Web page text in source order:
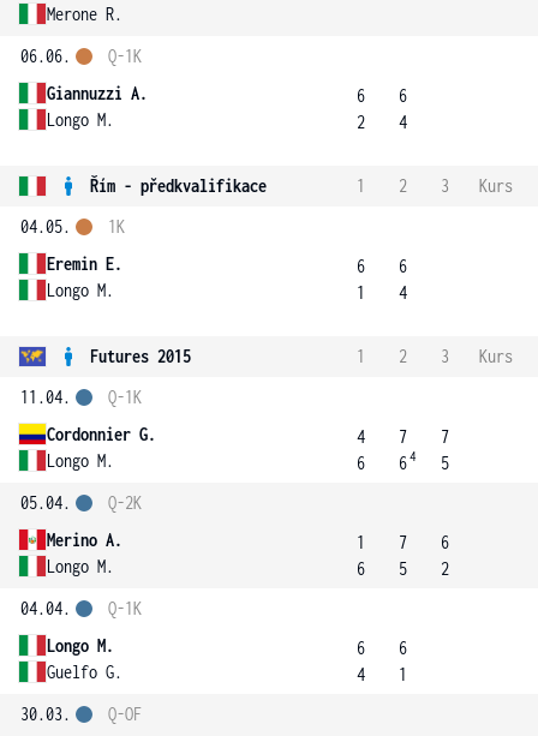
Merone R.
06.06.
Giannuzzi A.
Longo M.
Q-1K
6
2
6
4
Řím - předkvalifikace 1 2 3
Kurs
04.05.
Eremin E.
Longo M.
1K
6
1
6
4
Futures 2015 1 2 3
Kurs
11.04.
Cordonnier G.
Longo M.
Q-1K
4
6
7
64
7
5
05.04.
Merino A.
Longo M.
Q-2K
1
6
7
5
6
2
04.04.
Longo M.
Guelfo G.
Q-1K
6
4
6
1
30.03.
Q-OF